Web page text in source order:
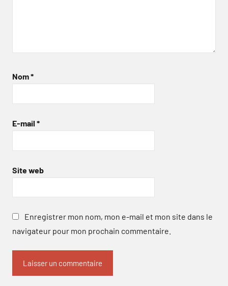
Nom*
E-mail *
Site web
Enregistrer mon nom, mon e-mail et mon site dans le
navigateur pour mon prochain commentaire.